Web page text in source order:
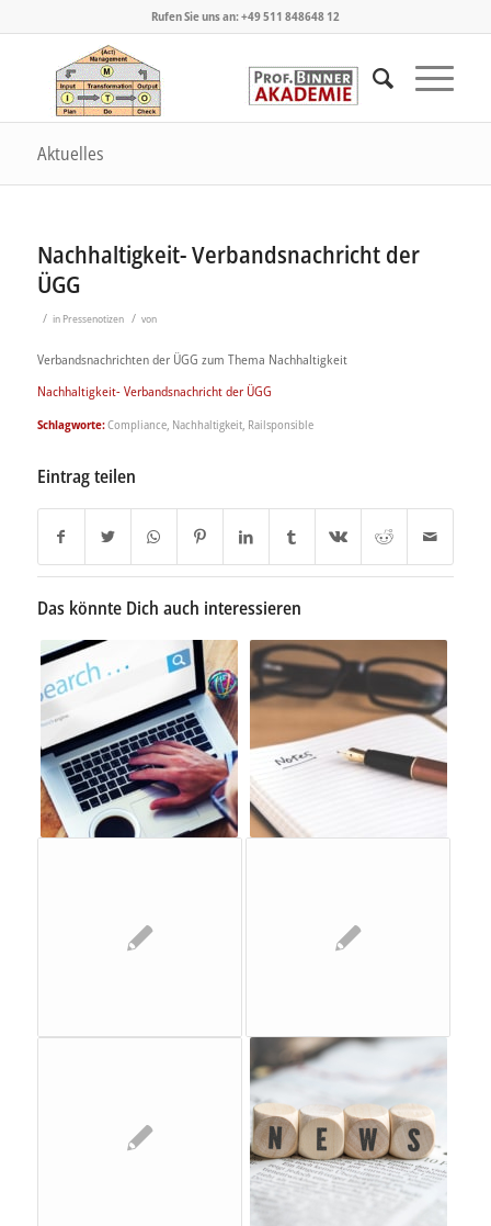
Rufen Sie uns an: +49 511 848648 12
Aktuelles
Nachhaltigkeit- Verbandsnachricht der
ÜGG
/ in Pressenotizen / von
Verbandsnachrichten der ÜGG zum Thema Nachhaltigkeit
Nachhaltigkeit- Verbandsnachricht der ÜGG
Schlagworte:Compliance, Nachhaltigkeit, Railsponsible
Eintrag teilen
Das könnte Dich auch interessieren